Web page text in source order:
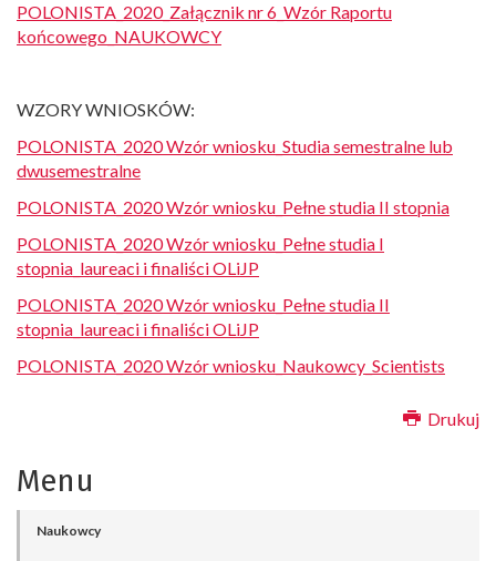
POLONISTA_2020_Załącznik nr 6_Wzór Raportu
końcowego_NAUKOWCY
WZORY WNIOSKÓW:
POLONISTA_2020Wzór wniosku_Studia semestralne lub
dwusemestralne
POLONISTA_2020Wzór wniosku_Pełne studia II stopnia
POLONISTA_2020Wzór wniosku_Pełne studia I
stopnia_laureaci i finaliści OLiJP
POLONISTA_2020Wzór wniosku_Pełne studia II
stopnia_laureaci i finaliści OLiJP
POLONISTA_2020Wzór wniosku_Naukowcy_Scientists
Drukuj
Menu
Naukowcy